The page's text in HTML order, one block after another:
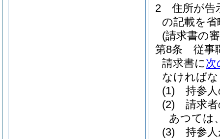
2
住所が告
の記載を
(請求書の
第8条
従事
請求書に次
なければ
(1)
持参
(2)
請求
あつては
(3)
持参